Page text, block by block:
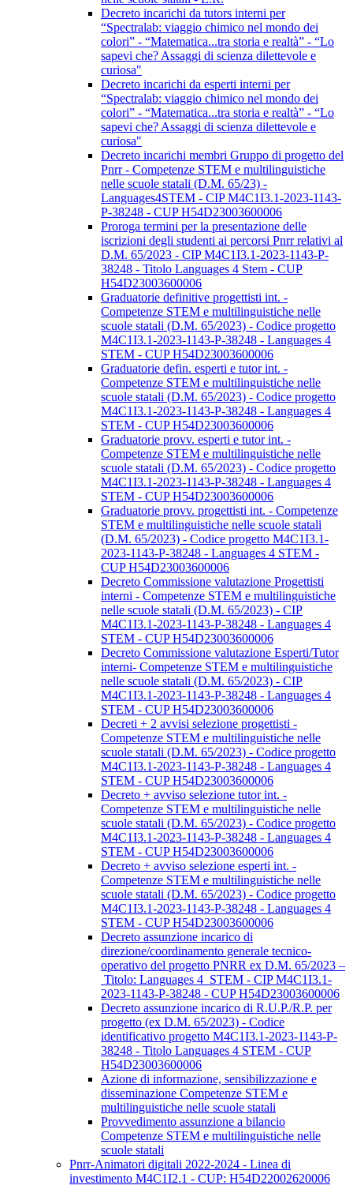
Decreto incarichi da tutors interni per
“Spectralab: viaggio chimico nel mondo dei
colori” - “Matematica...tra storia e realtà” - “Lo
sapevi che? Assaggi di scienza dilettevole e
curiosa"
Decreto incarichi da esperti interni per
“Spectralab: viaggio chimico nel mondo dei
colori” - “Matematica...tra storia e realtà” - “Lo
sapevi che? Assaggi di scienza dilettevole e
curiosa"
Decreto incarichi membri Gruppo di progetto del
Pnrr - Competenze STEM e multilinguistiche
nelle scuole statali (D.M. 65/23) -
Languages4STEM - CIP M4C1I3.1-2023-1143-
P-38248 - CUP H54D23003600006
Proroga termini per la presentazione delle
iscrizioni degli studenti ai percorsi Pnrr relativi al
D.M. 65/2023 - CIP M4C1I3.1-2023-1143-P-
38248 - Titolo Languages 4 Stem - CUP
H54D23003600006
Graduatorie definitive progettisti int. -
Competenze STEM e multilinguistiche nelle
scuole statali (D.M. 65/2023) - Codice progetto
M4C1I3.1-2023-1143-P-38248 - Languages 4
STEM - CUP H54D23003600006
Graduatorie defin. esperti e tutor int. -
Competenze STEM e multilinguistiche nelle
scuole statali (D.M. 65/2023) - Codice progetto
M4C1I3.1-2023-1143-P-38248 - Languages 4
STEM - CUP H54D23003600006
Graduatorie provv. esperti e tutor int. -
Competenze STEM e multilinguistiche nelle
scuole statali (D.M. 65/2023) - Codice progetto
M4C1I3.1-2023-1143-P-38248 - Languages 4
STEM - CUP H54D23003600006
Graduatorie provv. progettisti int. - Competenze
STEM e multilinguistiche nelle scuole statali
(D.M. 65/2023) - Codice progetto M4C1I3.1-
2023-1143-P-38248 - Languages 4 STEM -
CUP H54D23003600006
Decreto Commissione valutazione Progettisti
interni - Competenze STEM e multilinguistiche
nelle scuole statali (D.M. 65/2023) - CIP
M4C1I3.1-2023-1143-P-38248 - Languages 4
STEM - CUP H54D23003600006
Decreto Commissione valutazione Esperti/Tutor
interni- Competenze STEM e multilinguistiche
nelle scuole statali (D.M. 65/2023) - CIP
M4C1I3.1-2023-1143-P-38248 - Languages 4
STEM - CUP H54D23003600006
Decreti + 2 avvisi selezione progettisti -
Competenze STEM e multilinguistiche nelle
scuole statali (D.M. 65/2023) - Codice progetto
M4C1I3.1-2023-1143-P-38248 - Languages 4
STEM - CUP H54D23003600006
Decreto + avviso selezione tutor int. -
Competenze STEM e multilinguistiche nelle
scuole statali (D.M. 65/2023) - Codice progetto
M4C1I3.1-2023-1143-P-38248 - Languages 4
STEM - CUP H54D23003600006
Decreto + avviso selezione esperti int. -
Competenze STEM e multilinguistiche nelle
scuole statali (D.M. 65/2023) - Codice progetto
M4C1I3.1-2023-1143-P-38248 - Languages 4
STEM - CUP H54D23003600006
Decreto assunzione incarico di
direzione/coordinamento generale tecnico-
operativo del progetto PNRR ex D.M. 65/2023 –
Titolo: Languages 4 STEM - CIP M4C1I3.1-
2023-1143-P-38248 - CUP H54D23003600006
Decreto assunzione incarico di R.U.P./R.P. per
progetto (ex D.M. 65/2023) - Codice
identificativo progetto M4C1I3.1-2023-1143-P-
38248 - Titolo Languages 4 STEM - CUP
H54D23003600006
Azione di informazione, sensibilizzazione e
disseminazione Competenze STEM e
multilinguistiche nelle scuole statali
Provvedimento assunzione a bilancio
Competenze STEM e multilinguistiche nelle
scuole statali
Pnrr-Animatori digitali 2022-2024 - Linea di
investimento M4C1I2.1 - CUP: H54D22002620006